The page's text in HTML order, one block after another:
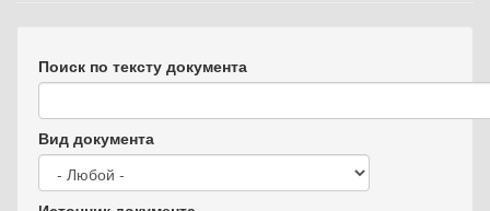
Поиск по тексту документа
Вид документа